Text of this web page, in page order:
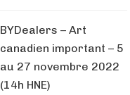
BYDealers – Art
canadien important – 5
au 27 novembre 2022
(14h HNE)